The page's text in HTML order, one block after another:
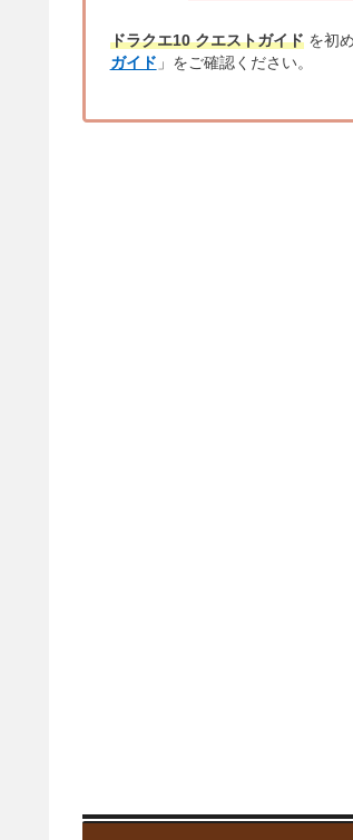
ドラクエ10 クエストガイドを初
ガイド 」をご確認ください。